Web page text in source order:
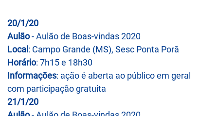
20/1/20
Aulão- Aulão de Boas-vindas 2020
Local: Campo Grande (MS), Sesc Ponta Porã
Horário: 7h15 e 18h30
Informações: ação é aberta ao público em geral
com participação gratuita
21/1/20